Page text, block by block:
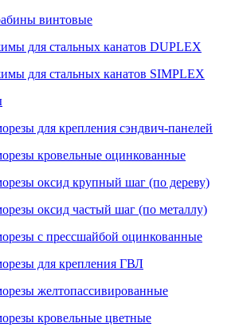
винтовые
для стальных канатов DUPLEX
для стальных канатов SIMPLEX
для крепления сэндвич-панелей
кровельные оцинкованные
оксид крупный шаг (по дереву)
оксид частый шаг (по металлу)
с прессшайбой оцинкованные
для крепления ГВЛ
желтопассивированные
кровельные цветные